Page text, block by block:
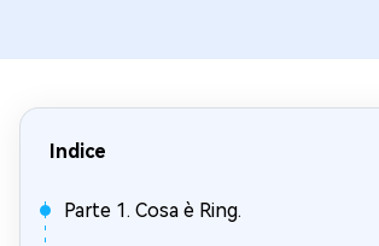
Indice
Parte 1. Cosa è Ring.